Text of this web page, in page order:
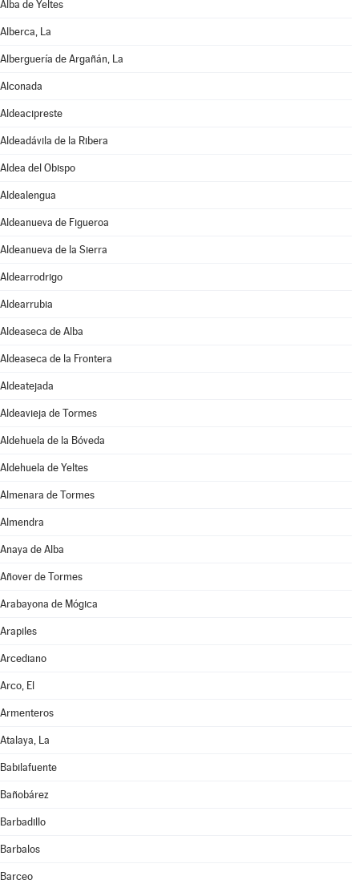
Alba de Yeltes
Alberca, La
Alberguería de Argañán, La
Alconada
Aldeacipreste
Aldeadávila de la Ribera
Aldea del Obispo
Aldealengua
Aldeanueva de Figueroa
Aldeanueva de la Sierra
Aldearrodrigo
Aldearrubia
Aldeaseca de Alba
Aldeaseca de la Frontera
Aldeatejada
Aldeavieja de Tormes
Aldehuela de la Bóveda
Aldehuela de Yeltes
Almenara de Tormes
Almendra
Anaya de Alba
Añover de Tormes
Arabayona de Mógica
Arapiles
Arcediano
Arco, El
Armenteros
Atalaya, La
Babilafuente
Bañobárez
Barbadillo
Barbalos
Barceo